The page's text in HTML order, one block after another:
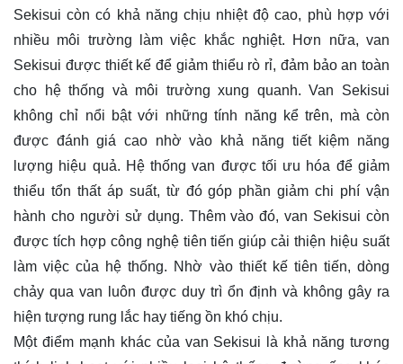
Sekisui còn có khả năng chịu nhiệt độ cao, phù hợp với
nhiều môi trường làm việc khắc nghiệt. Hơn nữa, van
Sekisui được thiết kế để giảm thiểu rò rỉ, đảm bảo an toàn
cho hệ thống và môi trường xung quanh. Van Sekisui
không chỉ nổi bật với những tính năng kể trên, mà còn
được đánh giá cao nhờ vào khả năng tiết kiệm năng
lượng hiệu quả. Hệ thống van được tối ưu hóa để giảm
thiểu tổn thất áp suất, từ đó góp phần giảm chi phí vận
hành cho người sử dụng. Thêm vào đó, van Sekisui còn
được tích hợp công nghệ tiên tiến giúp cải thiện hiệu suất
làm việc của hệ thống. Nhờ vào thiết kế tiên tiến, dòng
chảy qua van luôn được duy trì ổn định và không gây ra
hiện tượng rung lắc hay tiếng ồn khó chịu.
Một điểm mạnh khác của van Sekisui là khả năng tương